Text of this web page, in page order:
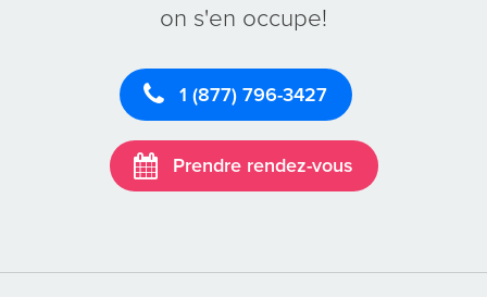
on s'en occupe!
1 (877) 796-3427
Prendre rendez-vous